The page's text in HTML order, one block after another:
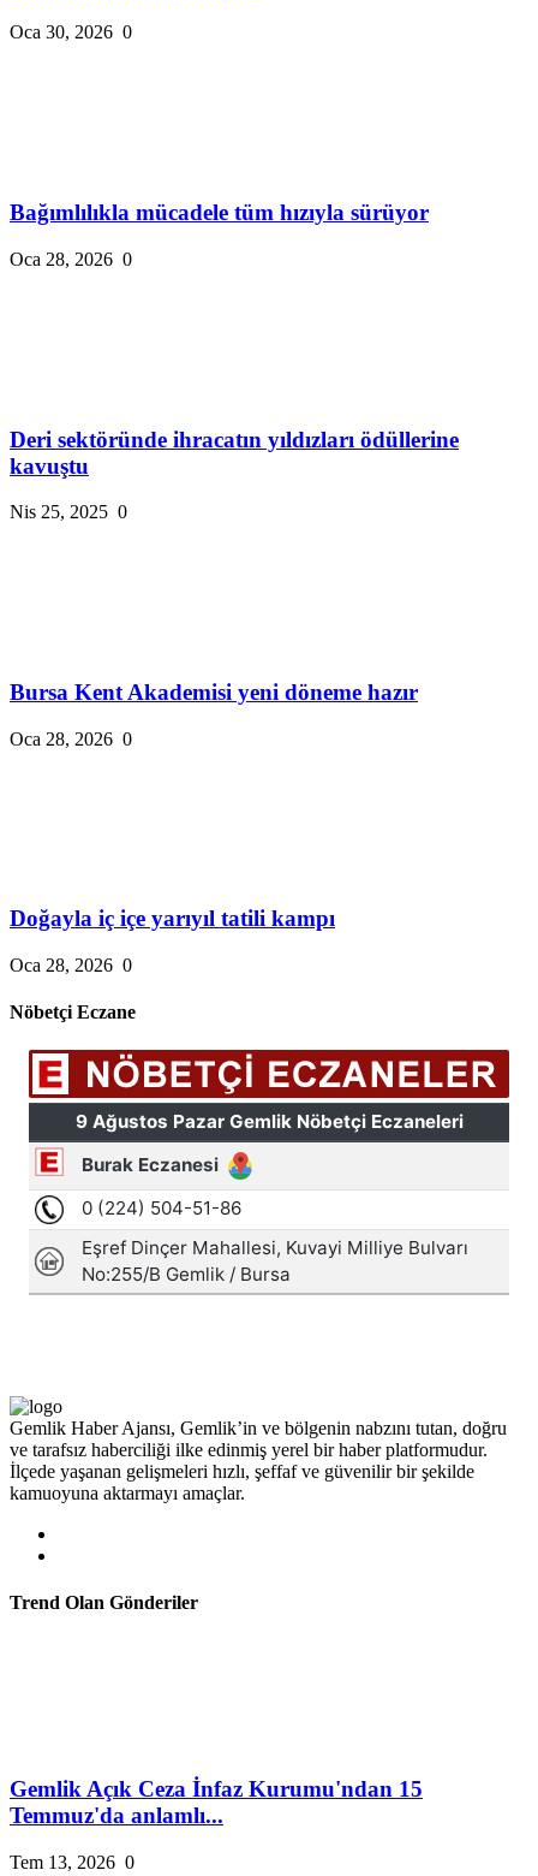
Oca 30, 2026 0
Bağımlılıkla mücadele tüm hızıyla sürüyor
Oca 28, 2026 0
Deri sektöründe ihracatın yıldızları ödüllerine
kavuştu
Nis 25, 2025 0
Bursa Kent Akademisi yeni döneme hazır
Oca 28, 2026 0
Doğayla iç içe yarıyıl tatili kampı
Oca 28, 2026 0
Nöbetçi Eczane
Gemlik Haber Ajansı, Gemlik’in ve bölgenin nabzını tutan, doğru
ve tarafsız haberciliği ilke edinmiş yerel bir haber platformudur.
İlçede yaşanan gelişmeleri hızlı, şeffaf ve güvenilir bir şekilde
kamuoyuna aktarmayı amaçlar.
Trend Olan Gönderiler
Gemlik Açık Ceza İnfaz Kurumu'ndan 15
Temmuz'da anlamlı...
Tem 13, 2026 0